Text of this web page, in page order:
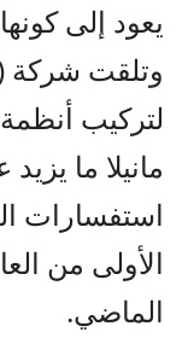
يعود إلى
وتلقت شركة
لتركيب
مانيلا ما
استفسارات
الأولى من
الماضي.